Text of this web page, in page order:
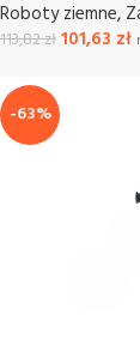
Roboty ziemne,
113,82zł101,63 zł
-63%